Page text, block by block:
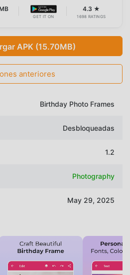
GET IT ON
4.3 ★
1698 RATINGS
APK (15.70MB)
anteriores
Birthday Photo Frames
Desbloqueadas
1.2
Photography
May 29, 2025